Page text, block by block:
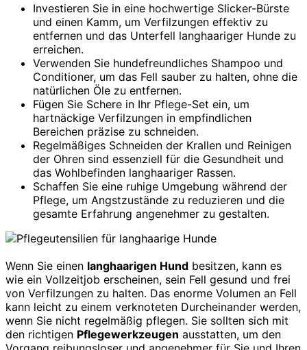
Investieren Sie in eine hochwertige Slicker-Bürste
und einen Kamm, um Verfilzungen effektiv zu
entfernen und das Unterfell langhaariger Hunde zu
erreichen.
Verwenden Sie hundefreundliches Shampoo und
Conditioner, um das Fell sauber zu halten, ohne die
natürlichen Öle zu entfernen.
Fügen Sie Schere in Ihr Pflege-Set ein, um
hartnäckige Verfilzungen in empfindlichen
Bereichen präzise zu schneiden.
Regelmäßiges Schneiden der Krallen und Reinigen
der Ohren sind essenziell für die Gesundheit und
das Wohlbefinden langhaariger Rassen.
Schaffen Sie eine ruhige Umgebung während der
Pflege, um Angstzustände zu reduzieren und die
gesamte Erfahrung angenehmer zu gestalten.
Wenn Sie einen langhaarigen Hund besitzen, kann es
wie ein Vollzeitjob erscheinen, sein Fell gesund und frei
von Verfilzungen zu halten. Das enorme Volumen an Fell
kann leicht zu einem verknoteten Durcheinander werden,
wenn Sie nicht regelmäßig pflegen. Sie sollten sich mit
den richtigen Pflegewerkzeugen ausstatten, um den